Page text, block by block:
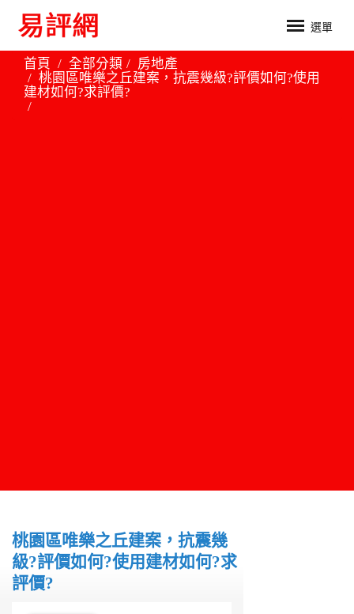
選單
首頁 全部分類
房地產
桃園區唯樂之丘建案，抗震幾級?評價如何?使用
建材如何?求評價?
桃園區唯樂之丘建案，抗震幾
級?評價如何?使用建材如何?求
評價?